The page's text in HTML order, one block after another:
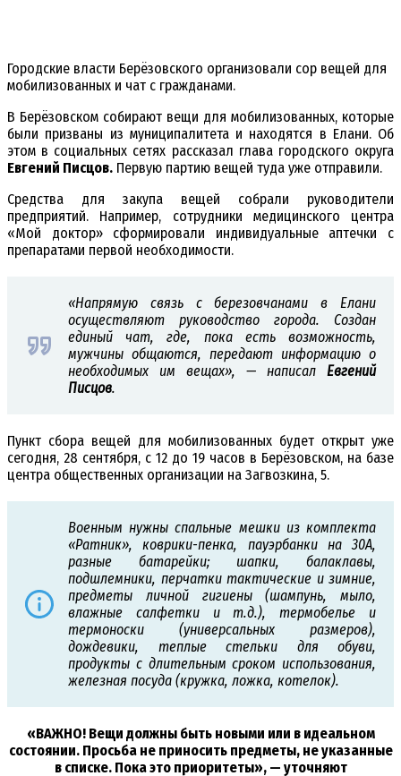
Городские власти Берёзовского организовали сор вещей для
мобилизованных и чат с гражданами.
В Берёзовском собирают вещи для мобилизованных, которые
были призваны из муниципалитета и находятся в Елани. Об
этом в социальных сетях рассказал глава городского округа
Евгений Писцов. Первую партию вещей туда уже отправили.
Средства для закупа вещей собрали руководители
предприятий. Например, сотрудники медицинского центра
«Мой доктор» сформировали индивидуальные аптечки с
препаратами первой необходимости.
«Напрямую связь с березовчанами в Елани
осуществляют руководство города. Создан
единый чат, где, пока есть возможность,
мужчины общаются, передают информацию о
необходимых им вещах», — написал Евгений
Писцов.
Пункт сбора вещей для мобилизованных будет открыт уже
сегодня, 28 сентября, с 12 до 19 часов в Берёзовском, на базе
центра общественных организации на Загвозкина, 5.
Военным нужны спальные мешки из комплекта
«Ратник», коврики-пенка, пауэрбанки на 30А,
разные батарейки; шапки, балаклавы,
подшлемники, перчатки тактические и зимние,
предметы личной гигиены (шампунь, мыло,
влажные салфетки и т.д.), термобелье и
термоноски (универсальных размеров),
дождевики, теплые стельки для обуви,
продукты с длительным сроком использования,
железная посуда (кружка, ложка, котелок).
«ВАЖНО! Вещи должны быть новыми или в идеальном
состоянии. Просьба не приносить предметы, не указанные
в списке. Пока это приоритеты», — уточняют